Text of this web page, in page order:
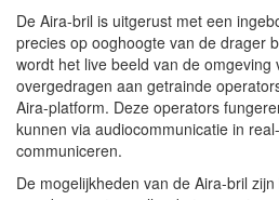
De Aira-bril is uitgerust met een
precies op ooghoogte van de drager
wordt het live beeld van de omgeving
overgedragen aan getrainde
Aira-platform. Deze operators
kunnen via audiocommunicatie in
communiceren.
De mogelijkheden van de Aira-bril